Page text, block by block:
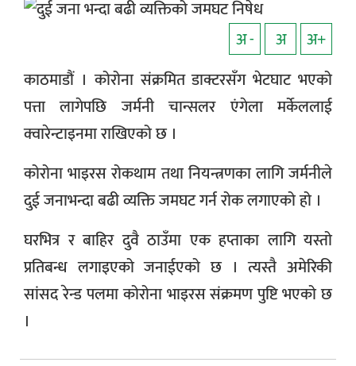
अ - अ
अ+
काठमाडौं । कोरोना संक्रमित डाक्टरसँग भेटघाट भएको
पत्ता लागेपछि जर्मनी चान्सलर एंगेला मर्केललाई
क्वारेन्टाइनमा राखिएको छ ।
कोरोना भाइरस रोकथाम तथा नियन्त्रणका लागि जर्मनीले
दुई जनाभन्दा बढी व्यक्ति जमघट गर्न रोक लगाएको हो ।
घरभित्र र बाहिर दुवै ठाउँमा एक हप्ताका लागि यस्तो
प्रतिबन्ध लगाइएको जनाईएको छ । त्यस्तै अमेरिकी
सांसद रेन्ड पलमा कोरोना भाइरस संक्रमण पुष्टि भएको छ
।